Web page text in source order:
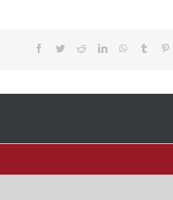
Facebook
TwitterRedditLinkedInWhatsApp
Tumblr